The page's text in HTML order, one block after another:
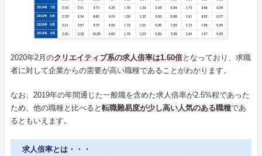
2020年2月のクリエイティブ系の求人倍率は1.60倍となっており、求職
者に対して企業からの需要が高い職種であることがわかります。
なお、2019年の年間通じた一般職を含めた求人倍率が2.5%程であった
ため、他の職種と比べると 転職難易度が少し高い人気のある職種であ
るともいえます。
求人倍率とは・・・